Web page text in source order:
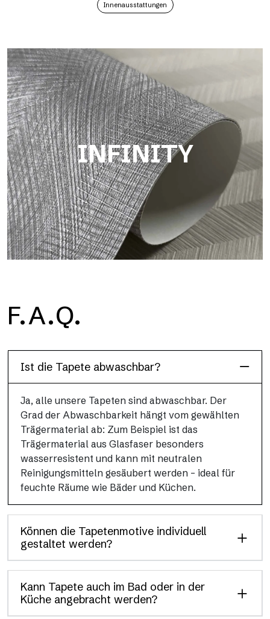
Innenausstattungen
INFINITY
Sich wiederholende Muster mit einer ausgeprägten
materiellen und strukturierten Wirkung, inspiriert von
F.A.Q.
Ist die Tapete abwaschbar?
Ja, alle unsere Tapeten sind abwaschbar. Der
Grad der Abwaschbarkeit hängt vom gewählten
Trägermaterial ab: Zum Beispiel ist das
Trägermaterial aus Glasfaser besonders
wasserresistent und kann mit neutralen
Reinigungsmitteln gesäubert werden – ideal für
feuchte Räume wie Bäder und Küchen.
Können die Tapetenmotive individuell
gestaltet werden?
Kann Tapete auch im Bad oder in der
Küche angebracht werden?